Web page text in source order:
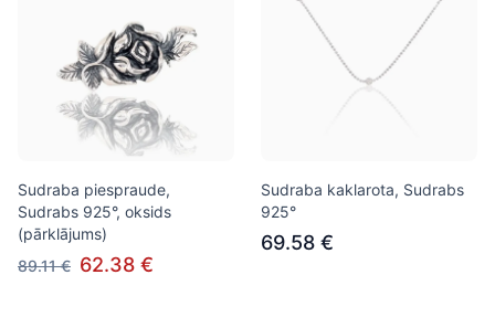
Sudraba piespraude,
Sudrabs 925°, oksids
(pārklājums)
89.11 € 62.38 €
Sudraba kaklarota, Sudrabs
925°
69.58 €